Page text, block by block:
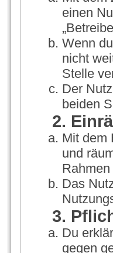
einen
Wenn
nicht
Stelle
Der
beiden
2.
Mit dem
und
Das
3.
Du
gegen